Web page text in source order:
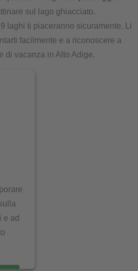
sul lago ghiacciato.
laghi ti piaceranno sicuramente. Li
facilmente e a riconoscere a
di vacanza in Alto Adige.
e ad